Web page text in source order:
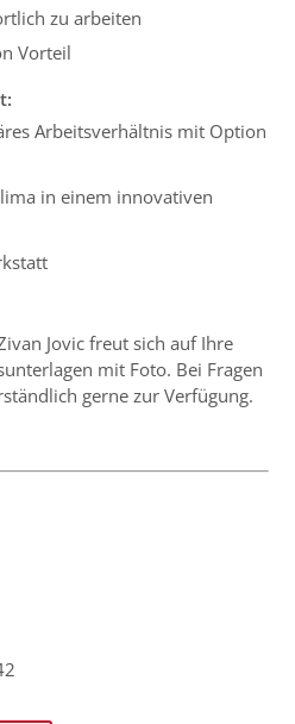
zu arbeiten
Vorteil
Arbeitsverhältnis mit Option
in einem innovativen
Jovic freut sich auf Ihre
mit Foto. Bei Fragen
gerne zur Verfügung.